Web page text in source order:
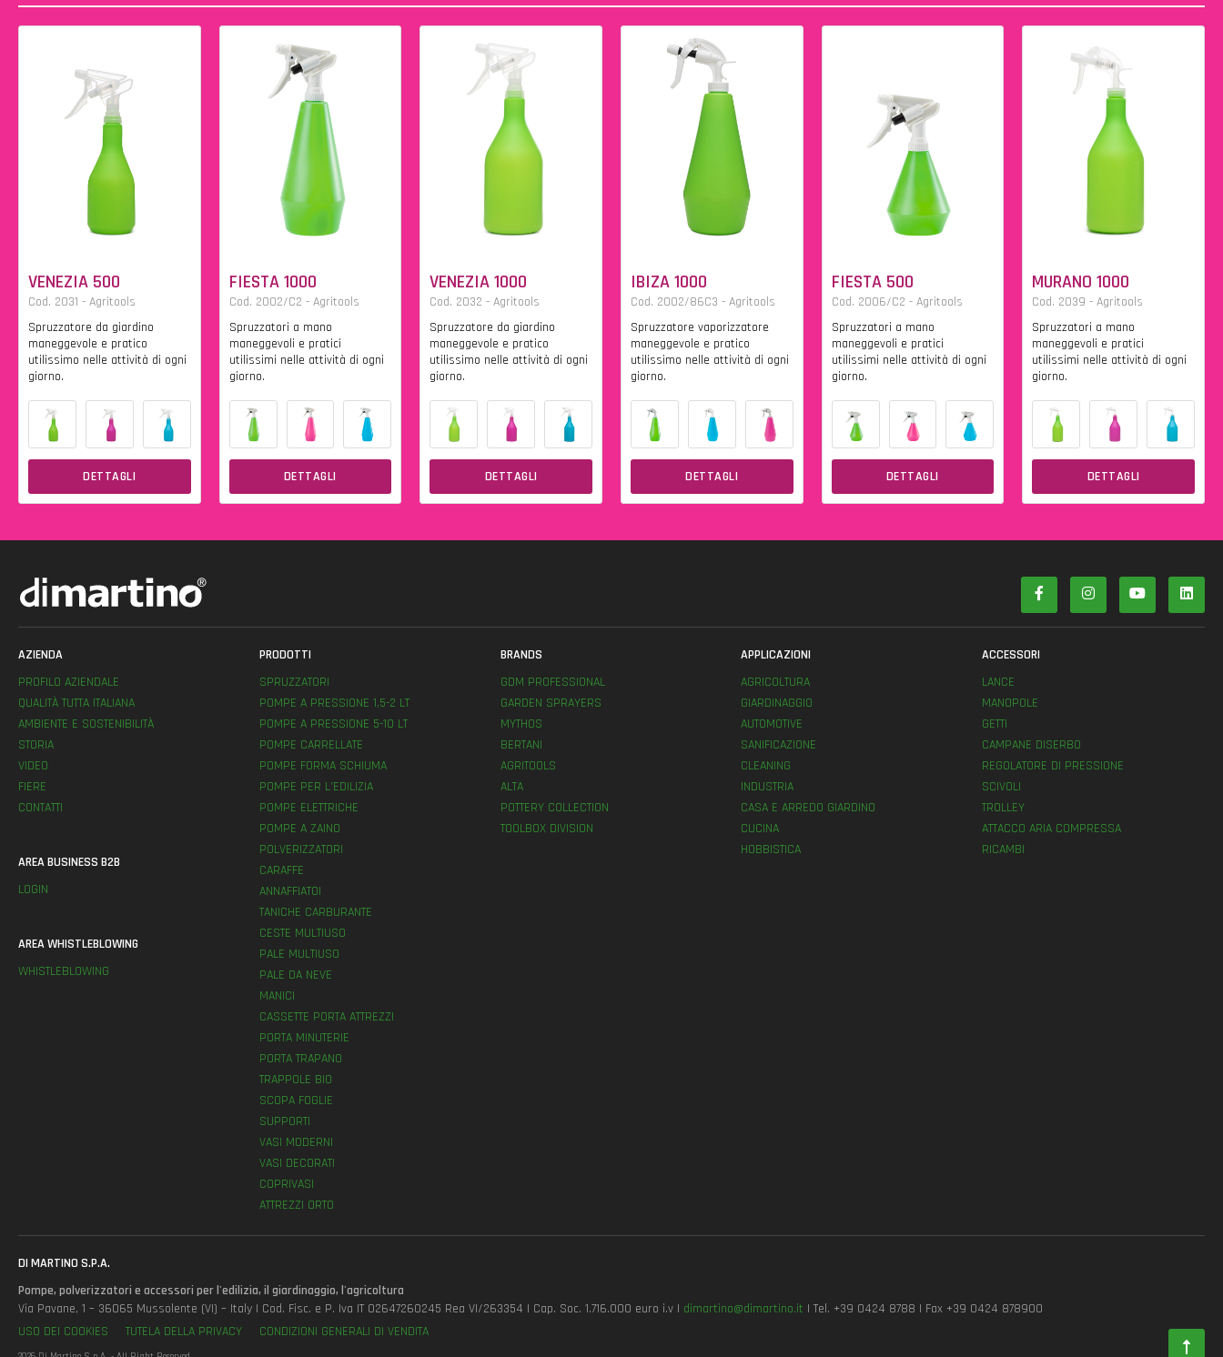
VENEZIA 500
Cod. 2031 - Agritools
Spruzzatore da giardino
maneggevole e pratico
utilissimo nelle attività di ogni
giorno.
DETTAGLI
FIESTA 1000
Cod. 2002/C2 - Agritools
Spruzzatori a mano
maneggevoli e pratici
utilissimi nelle attività di ogni
giorno.
DETTAGLI
VENEZIA 1000
Cod. 2032 - Agritools
Spruzzatore da giardino
maneggevole e pratico
utilissimo nelle attività di ogni
giorno.
DETTAGLI
IBIZA 1000
Cod. 2002/86C3 - Agritools
Spruzzatore vaporizzatore
maneggevole e pratico
utilissimo nelle attività di ogni
giorno.
DETTAGLI
FIESTA 500
Cod. 2006/C2 - Agritools
Spruzzatori a mano
maneggevoli e pratici
utilissimi nelle attività di ogni
giorno.
DETTAGLI
MURANO 1000
Cod. 2039 - Agritools
Spruzzatori a mano
maneggevoli e pratici
utilissimi nelle attività di ogni
giorno.
DETTAGLI
AZIENDA
PROFILO AZIENDALE
QUALITÀ TUTTA ITALIANA
AMBIENTE E SOSTENIBILITÀ
STORIA
VIDEO
FIERE
CONTATTI
AREA BUSINESS B2B
LOGIN
AREA WHISTLEBLOWING
WHISTLEBLOWING
PRODOTTI
SPRUZZATORI
POMPE A PRESSIONE 1,5-2 LT
POMPE A PRESSIONE 5-10 LT
POMPE CARRELLATE
POMPE FORMA SCHIUMA
POMPE PER L’EDILIZIA
POMPE ELETTRICHE
POMPE A ZAINO
POLVERIZZATORI
CARAFFE
ANNAFFIATOI
TANICHE CARBURANTE
CESTE MULTIUSO
PALE MULTIUSO
PALE DA NEVE
MANICI
CASSETTE PORTA ATTREZZI
PORTA MINUTERIE
PORTA TRAPANO
TRAPPOLE BIO
SCOPA FOGLIE
SUPPORTI
VASI MODERNI
VASI DECORATI
COPRIVASI
ATTREZZI ORTO
BRANDS
GDM PROFESSIONAL
GARDEN SPRAYERS
MYTHOS
BERTANI
AGRITOOLS
ALTA
POTTERY COLLECTION
TOOLBOX DIVISION
APPLICAZIONI
AGRICOLTURA
GIARDINAGGIO
AUTOMOTIVE
SANIFICAZIONE
CLEANING
INDUSTRIA
CASA E ARREDO GIARDINO
CUCINA
HOBBISTICA
ACCESSORI
LANCE
MANOPOLE
GETTI
CAMPANE DISERBO
REGOLATORE DI PRESSIONE
SCIVOLI
TROLLEY
ATTACCO ARIA COMPRESSA
RICAMBI
DI MARTINO S.P.A.
Pompe, polverizzatori e accessori per l'edilizia, il giardinaggio, l'agricoltura
Via Pavane, 1 – 36065 Mussolente (VI) – Italy | Cod. Fisc. e P. Iva IT 02647260245 Rea VI/263354 | Cap. Soc. 1.716.000 euro i.v | dimartino@dimartino.it | Tel. +39 0424 8788 | Fax +39 0424 878900
USO DEI COOKIES
TUTELA DELLA PRIVACY CONDIZIONI GENERALI DI VENDITA